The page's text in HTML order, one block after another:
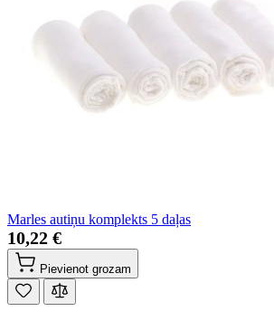
Marles autiņu komplekts 5 daļas
10,22 €
Pievienot grozam